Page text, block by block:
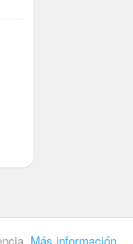
Más información
cookies· Políticas de Tienda